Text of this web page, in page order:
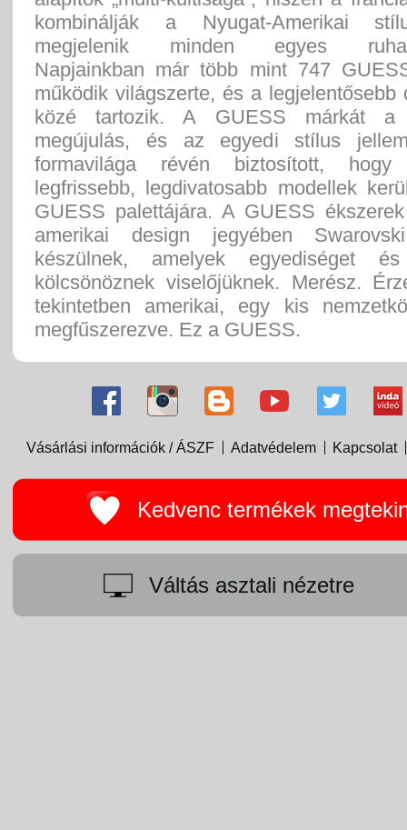
kombinálják a Nyugat-Amerikai
megjelenik minden egyes
Napjainkban már több mint 747
működik világszerte, és a legjelentősebb
közé tartozik. A GUESS márkát a
megújulás, és az egyedi stílus
formavilága révén biztosított,
legfrissebb, legdivatosabb modellek
GUESS palettájára. A GUESS
amerikai design jegyében
készülnek, amelyek egyediséget
kölcsönöznek viselőjüknek. Merész.
tekintetben amerikai, egy kis
megfűszerezve. Ez a GUESS.
Vásárlási információk / ÁSZF Adatvédelem Kapcsolat
Kedvenc termékek
Váltás asztali nézetre